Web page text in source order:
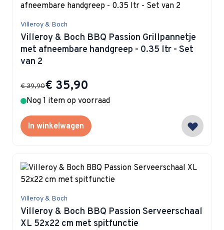
Villeroy & Boch
Villeroy & Boch BBQ Passion Grillpannetje
met afneembare handgreep - 0.35 ltr - Set
van 2
Special Price
€ 35,90
€ 39,90
Nog 1 item op voorraad
In winkelwagen
Villeroy & Boch
Villeroy & Boch BBQ Passion Serveerschaal
XL 52x22 cm met spitfunctie